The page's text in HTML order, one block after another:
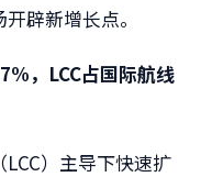
辟新增长点。
，LCC占国际航线
）主导下快速扩